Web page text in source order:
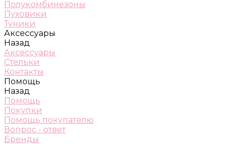
Полукомбинезоны
Пуховики
Туники
Аксессуары
Назад
Аксессуары
Стельки
Контакты
Помощь
Назад
Помощь
Покупки
Помощь покупателю
Вопрос - ответ
Бренды